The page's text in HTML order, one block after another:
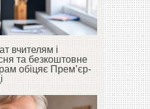
вчителям і
та безкоштовне
обіцяє Прем’єр-